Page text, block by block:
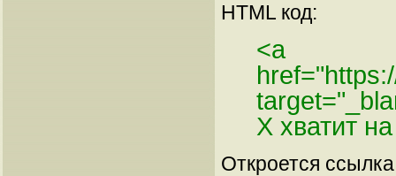
HTML код:
<a
X хватит
Откроется